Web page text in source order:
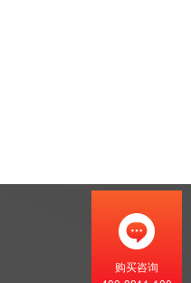
购买咨询